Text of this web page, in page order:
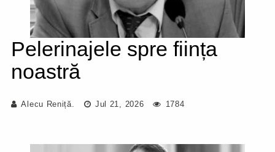
Pelerinajele spre ființa
noastră
Alecu Reniță. Jul 21, 2026 1784